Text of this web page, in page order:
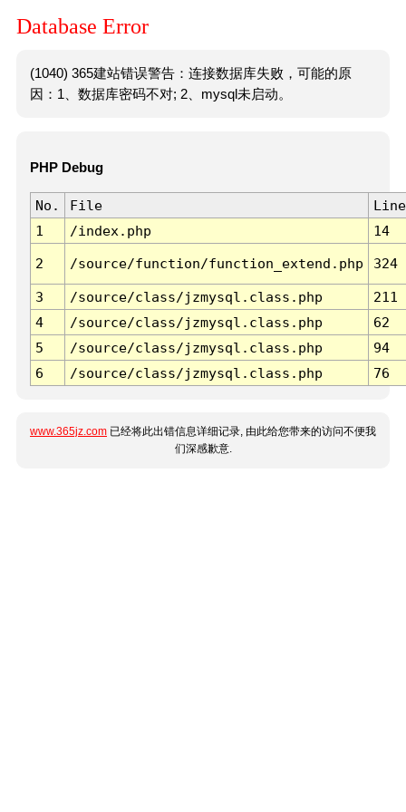
Database Error
(1040) 365建站错误警告：连接数据库失败，可能的原
因：1、数据库密码不对; 2、mysql未启动。
PHP Debug
No. File
Line
1
/index.php 14
2 /source/function/function_extend.php 324
3 /source/class/jzmysql.class.php
211
4
/source/class/jzmysql.class.php
62
5
/source/class/jzmysql.class.php
94
6
/source/class/jzmysql.class.php 76
www.365jz.com 已经将此出错信息详细记录, 由此给您带来的访问不便我
们深感歉意.